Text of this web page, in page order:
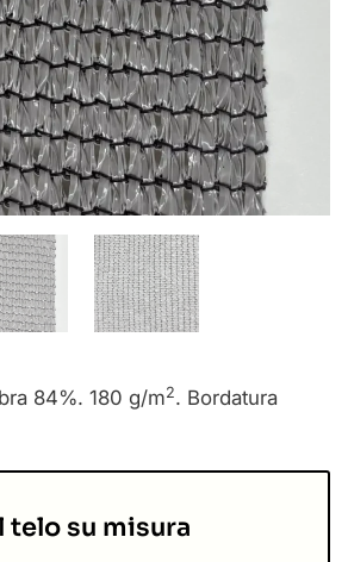
84%. 180 g/m2. Bordatura
telo su misura